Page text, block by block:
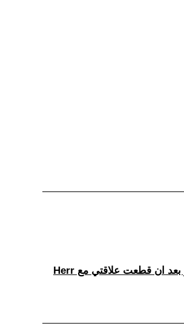
(18) الهامش الأخير بعد ان قطعت علاقتي مع Herr